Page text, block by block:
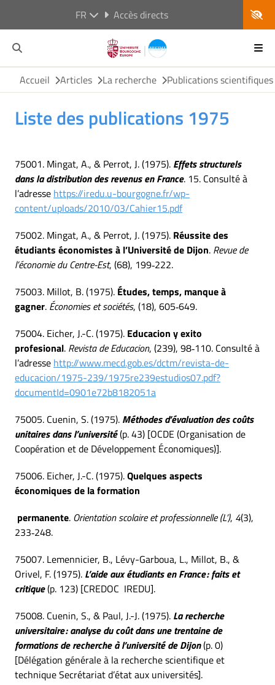
FR Accès directs
Accueil Articles La recherche Publications scientifiques
Liste des publications 1975
75001. Mingat, A., & Perrot, J. (1975). Effets structurels
dans la distribution des revenus en France. 15. Consulté à
l’adresse https://iredu.u-bourgogne.fr/wp-
content/uploads/2010/03/Cahier15.pdf
75002. Mingat, A., & Perrot, J. (1975). Réussite des
étudiants économistes à l’Université de Dijon. Revue de
l’économie du Centre-Est, (68), 199‑222.
75003. Millot, B. (1975). Études, temps, manque à
gagner. Économies et sociétés, (18), 605‑649.
75004. Eicher, J.-C. (1975). Educacion y exito
profesional. Revista de Educacion, (239), 98‑110. Consulté à
l’adresse http://www.mecd.gob.es/dctm/revista-de-
educacion/1975-239/1975re239estudios07.pdf?
documentId=0901e72b8182051a
75005. Cuenin, S. (1975). Méthodes d’évaluation des coûts
unitaires dans l’université(p. 43) [OCDE (Organisation de
Coopération et de Développement Économiques)].
75006. Eicher, J.-C. (1975).Quelques aspects
économiques de la formation
permanente. Orientation scolaire et professionnelle (L’), 4(3),
233‑248.
75007. Lemennicier, B., Lévy-Garboua, L., Millot, B., &
Orivel, F. (1975). L’aide aux étudiants en France : faits et
critique(p. 123) [CREDOC IREDU].
75008. Cuenin, S., & Paul, J.-J. (1975). La recherche
universitaire : analyse du coût dans une trentaine de
formations de recherche à l’université de Dijon(p. 0)
[Délégation générale à la recherche scientifique et
technique Secrétariat d’état aux universités].